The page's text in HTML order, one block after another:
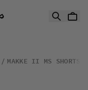
MAKKE II MS SHORTS